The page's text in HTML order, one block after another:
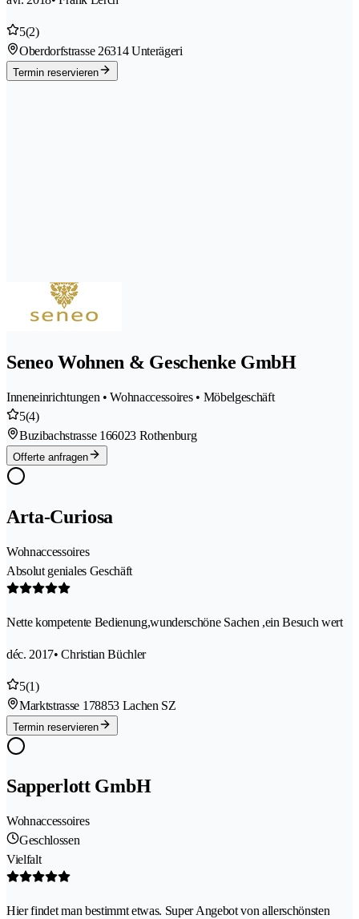
5(2)
Oberdorfstrasse 26314 Unterägeri
Termin reservieren
Seneo Wohnen & Geschenke GmbH
Inneneinrichtungen • Wohnaccessoires • Möbelgeschäft
5(4)
Buzibachstrasse 166023 Rothenburg
Offerte anfragen
Arta-Curiosa
Wohnaccessoires
Absolut geniales Geschäft
Nette kompetente Bedienung,wunderschöne Sachen ,ein Besuch wert
déc. 2017• Christian Büchler
5(1)
Marktstrasse 178853 Lachen SZ
Termin reservieren
Sapperlott GmbH
Wohnaccessoires
Geschlossen
Vielfalt
Hier findet man bestimmt etwas. Super Angebot von allerschönsten